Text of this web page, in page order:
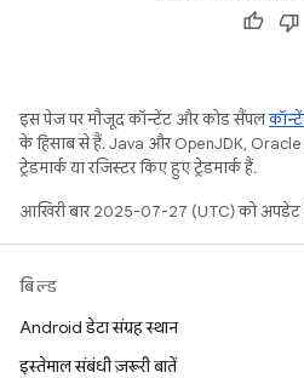
इस पेज पर मौजूद कॉन्टेंट और कोड सैंपल
के हिसाब से हैं. Java और OpenJDK,
ट्रेडमार्क या रजिस्टर किए हुए ट्रेडमार्क हैं.
आखिरी बार 2025-07-27 (UTC) को अपडेट
बिल्ड
Android डेटा संग्रह स्थान
इस्तेमाल संबंधी ज़रूरी बातें